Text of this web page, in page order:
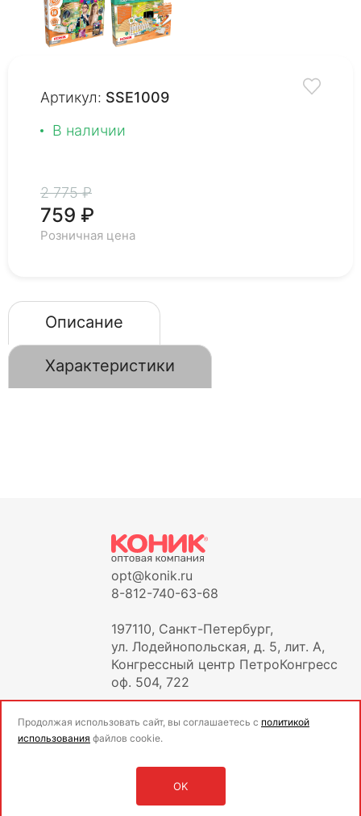
Артикул: SSE1009
В наличии
2 775 ₽
759 ₽
Розничная цена
Описание
Характеристики
opt@konik.ru
8-812-740-63-68
197110, Санкт-Петербург,
ул. Лодейнопольская, д. 5, лит. А,
Конгрессный центр ПетроКонгресс
оф. 504, 722
Оставить заявку
Продолжая использовать сайт, вы соглашаетесь с политикой
использования файлов cookie.
OK